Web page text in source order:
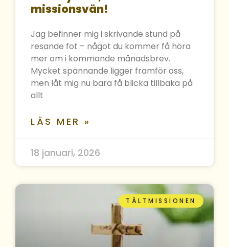
missionsvän!
Jag befinner mig i skrivande stund på
resande fot – något du kommer få höra
mer om i kommande månadsbrev.
Mycket spännande ligger framför oss,
men låt mig nu bara få blicka tillbaka på
allt
LÄS MER »
18 januari, 2026
TÄLTMISSIONEN